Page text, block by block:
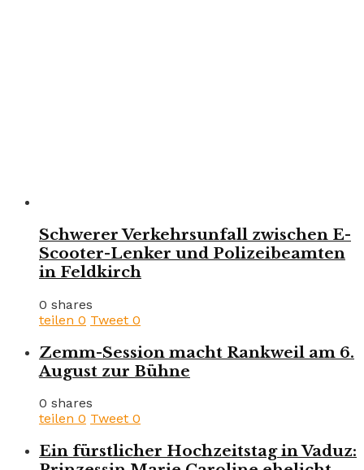
Schwerer Verkehrsunfall zwischen E-
Scooter-Lenker und Polizeibeamten
in Feldkirch
0 shares
teilen 0 Tweet 0
Zemm-Session macht Rankweil am 6.
August zur Bühne
0 shares
teilen 0 Tweet 0
Ein fürstlicher Hochzeitstag in Vaduz: